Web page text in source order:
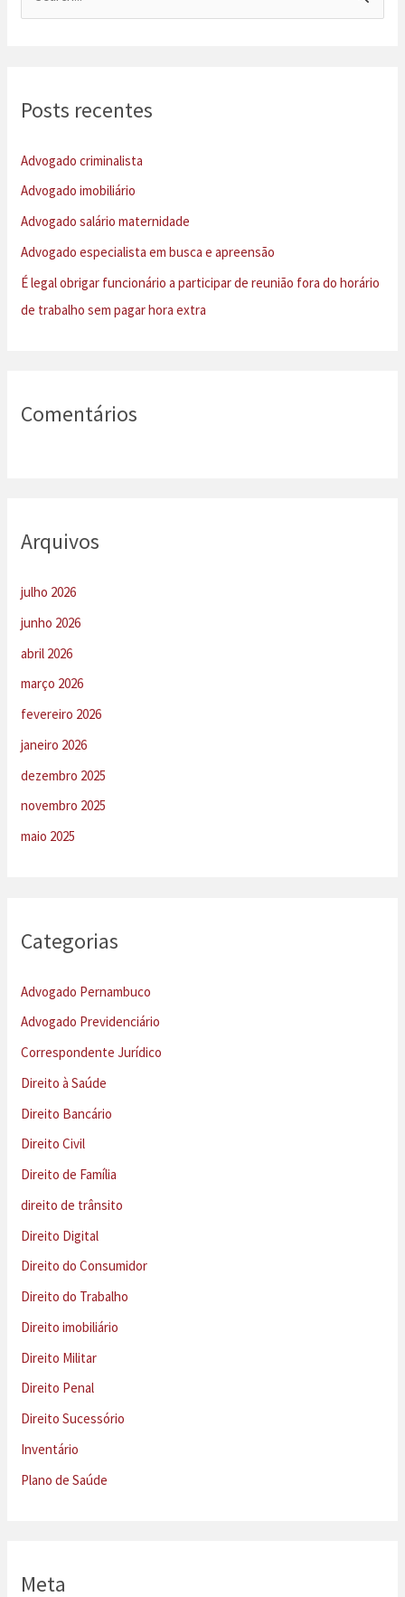
i
p
o
r
:
Posts recentes
Advogado criminalista
Advogado imobiliário
Advogado salário maternidade
Advogado especialista em busca e apreensão
É legal obrigar funcionário a participar de reunião fora do horário
de trabalho sem pagar hora extra
Comentários
Arquivos
julho 2026
junho 2026
abril 2026
março 2026
fevereiro 2026
janeiro 2026
dezembro 2025
novembro 2025
maio 2025
Categorias
Advogado Pernambuco
Advogado Previdenciário
Correspondente Jurídico
Direito à Saúde
Direito Bancário
Direito Civil
Direito de Família
direito de trânsito
Direito Digital
Direito do Consumidor
Direito do Trabalho
Direito imobiliário
Direito Militar
Direito Penal
Direito Sucessório
Inventário
Plano de Saúde
Meta